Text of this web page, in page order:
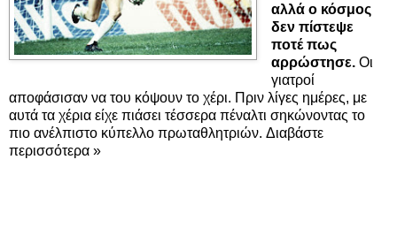
αλλά ο κόσμος
δεν πίστεψε
ποτέ πως
αρρώστησε.Οι
γιατροί
αποφάσισαν να του κόψουν το χέρι. Πριν λίγες ημέρες, με
αυτά τα χέρια είχε πιάσει τέσσερα πέναλτι σηκώνοντας το
πιο ανέλπιστο κύπελλο πρωταθλητριών. Διαβάστε
περισσότερα »